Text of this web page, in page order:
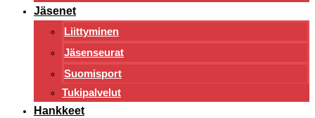
Jäsenet
Liittyminen
Jäsenseurat
Suomisport
Tukipalvelut
Hankkeet